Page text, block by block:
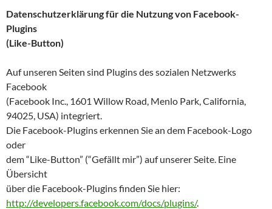
Datenschutzerklärung für die Nutzung von Facebook-
Plugins
(Like-Button)
Auf unseren Seiten sind Plugins des sozialen Netzwerks
Facebook
(Facebook Inc., 1601 Willow Road, Menlo Park, California,
94025, USA) integriert.
Die Facebook-Plugins erkennen Sie an dem Facebook-Logo
oder
dem “Like-Button” (“Gefällt mir”) auf unserer Seite. Eine
Übersicht
über die Facebook-Plugins finden Sie hier:
http://developers.facebook.com/docs/plugins/.